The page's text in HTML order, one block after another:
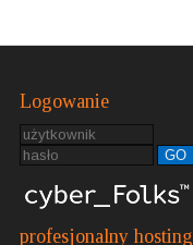
Logowanie
GO
profesjonalny hosting